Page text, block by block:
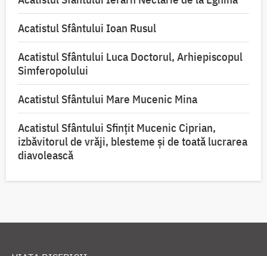
Acatistul Sfântului Ioan Rusul
Acatistul Sfântului Luca Doctorul, Arhiepiscopul
Simferopolului
Acatistul Sfântului Mare Mucenic Mina
Acatistul Sfântului Sfințit Mucenic Ciprian,
izbăvitorul de vrăji, blesteme și de toată lucrarea
diavolească